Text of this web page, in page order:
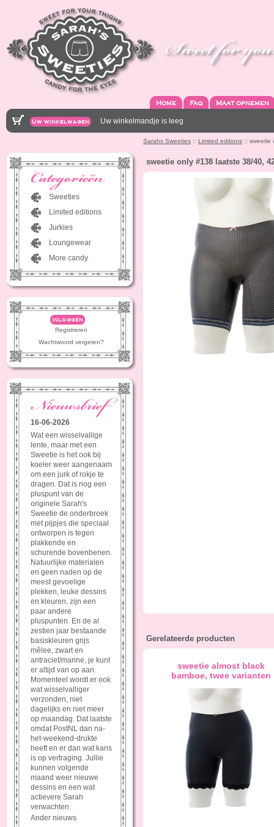
Home Faq Maat opnemen
Uw winkelwagen Uw winkelmandje is leeg
Sarahs Sweeties :: Limited editions :: sweetie
Sweeties
Limited editions
Jurkies
Loungewear
More candy
inloggen
Registreren
Wachtwoord vergeten?
16-06-2026
Wat een wisselvallige
lente, maar met een
Sweetie is het ook bij
koeler weer aangenaam
om een jurk of rokje te
dragen. Dat is nog een
pluspunt van de
originele Sarah's
Sweetie de onderbroek
met pijpjes die speciaal
ontworpen is tegen
plakkende en
schurende bovenbenen.
Natuurlijke materialen
en geen naden op de
meest gevoelige
plekken, leuke dessins
en kleuren, zijn een
paar andere
pluspunten. En de al
zestien jaar bestaande
basiskleuren grijs
mêlee, zwart en
antraciet/marine, je kunt
er altijd van op aan.
Momenteel wordt er ook
wat wisselvalliger
verzonden, niet
dagelijks en niet meer
op maandag. Dat laatste
omdat PostNL dan na-
het-weekend-drukte
heeft en er dan wat kans
is op vertraging. Jullie
kunnen volgende
maand weer nieuwe
dessins en een wat
actievere Sarah
verwachten.
Ander nieuws
sweetie only #138 laatste 38/40,
Gerelateerde producten
sweetie almost black
bamboe, twee varianten